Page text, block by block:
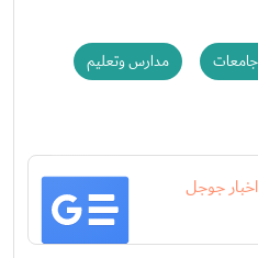
مدارس وتعليم
اخبار جوجل